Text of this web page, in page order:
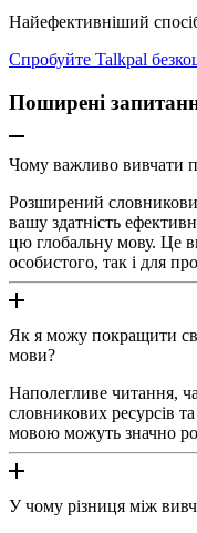
Найефективніший
Спробуйте Talkpal
Поширені
Чому важливо вивчати
Розширений
вашу здатність
цю глобальну мову. Це
особистого, так і для
Як я можу покращити
мови?
Наполегливе читання,
словникових ресурсів
мовою можуть значно
У чому різниця між